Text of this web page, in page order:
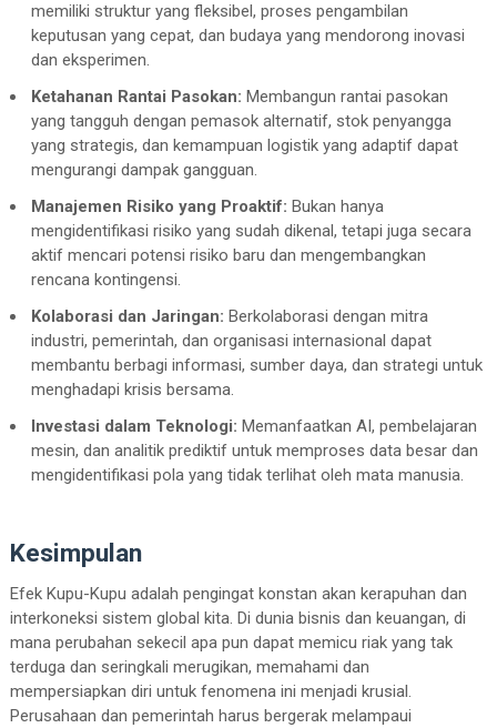
memiliki struktur yang fleksibel, proses pengambilan
keputusan yang cepat, dan budaya yang mendorong inovasi
dan eksperimen.
Ketahanan Rantai Pasokan: Membangun rantai pasokan
yang tangguh dengan pemasok alternatif, stok penyangga
yang strategis, dan kemampuan logistik yang adaptif dapat
mengurangi dampak gangguan.
Manajemen Risiko yang Proaktif: Bukan hanya
mengidentifikasi risiko yang sudah dikenal, tetapi juga secara
aktif mencari potensi risiko baru dan mengembangkan
rencana kontingensi.
Kolaborasi dan Jaringan: Berkolaborasi dengan mitra
industri, pemerintah, dan organisasi internasional dapat
membantu berbagi informasi, sumber daya, dan strategi untuk
menghadapi krisis bersama.
Investasi dalam Teknologi: Memanfaatkan AI, pembelajaran
mesin, dan analitik prediktif untuk memproses data besar dan
mengidentifikasi pola yang tidak terlihat oleh mata manusia.
Kesimpulan
Efek Kupu-Kupu adalah pengingat konstan akan kerapuhan dan
interkoneksi sistem global kita. Di dunia bisnis dan keuangan, di
mana perubahan sekecil apa pun dapat memicu riak yang tak
terduga dan seringkali merugikan, memahami dan
mempersiapkan diri untuk fenomena ini menjadi krusial.
Perusahaan dan pemerintah harus bergerak melampaui